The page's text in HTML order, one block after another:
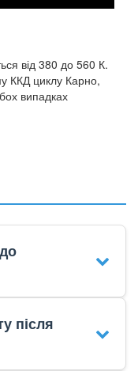
від 380 до 560 К.
ККД циклу Карно,
випадках
після